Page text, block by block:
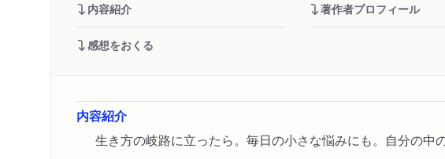
内容紹介 著作者プロフィール
感想をおくる
内容紹介
生き方の岐路に立ったら。毎日の小さな悩みにも。自分の